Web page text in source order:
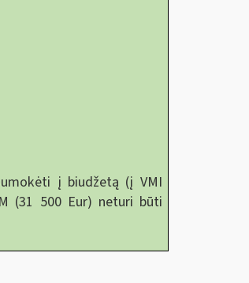
į biudžetą (į VMI
(31 500 Eur) neturi būti